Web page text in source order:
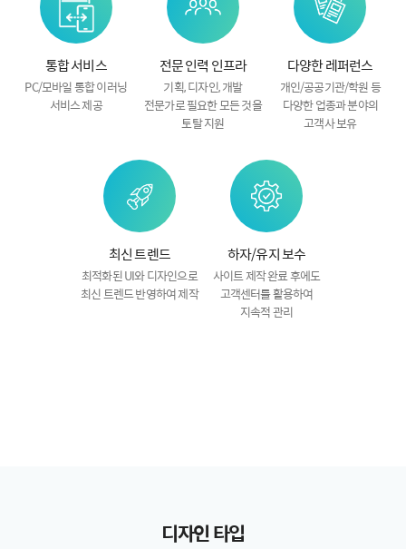
통합 서비스
PC/모바일통합 이러닝
서비스 제공
전문 인력 인프라
기획, 디자인, 개발
전문가로필요한 모든 것을
토탈 지원
다양한 레퍼런스
개인/공공기관/학원 등
다양한 업종과 분야의
고객사 보유
최신 트렌드
최적화된 UI와 디자인으로
최신 트렌드 반영하여 제작
하자/유지 보수
사이트 제작 완료 후에도
고객센터를 활용하여
지속적 관리
디자인 타입